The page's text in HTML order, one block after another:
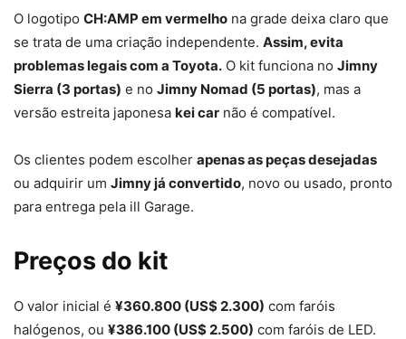
O logotipo CH:AMP em vermelho na grade deixa claro que
se trata de uma criação independente. Assim, evita
problemas legais com a Toyota. O kit funciona no Jimny
Sierra (3 portas) e no Jimny Nomad (5 portas), mas a
versão estreita japonesa kei car não é compatível.
Os clientes podem escolher apenas as peças desejadas
ou adquirir um Jimny já convertido, novo ou usado, pronto
para entrega pela ill Garage.
Preços do kit
O valor inicial é ¥360.800 (US$ 2.300) com faróis
halógenos, ou ¥386.100 (US$ 2.500) com faróis de LED.